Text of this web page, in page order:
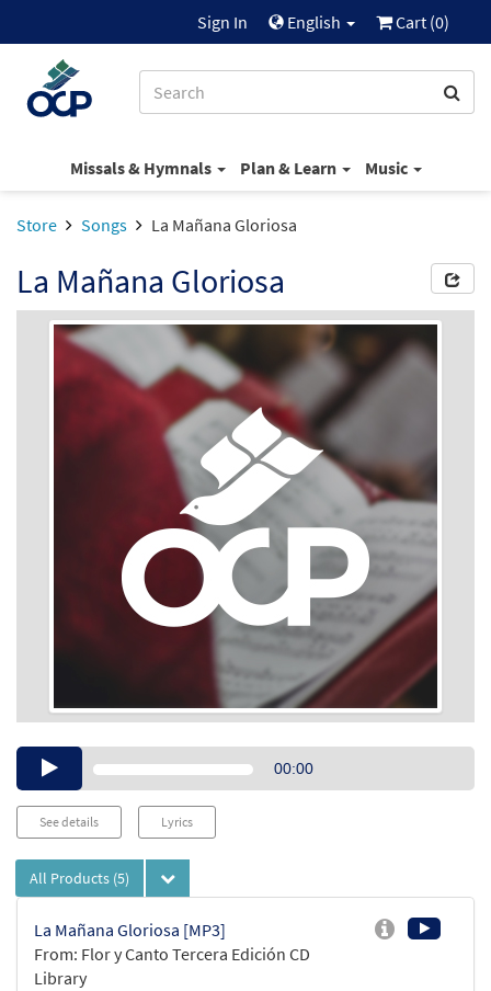
Sign In English Cart (0)
Missals & Hymnals Plan & Learn Music
Store Songs La Mañana Gloriosa
La Mañana Gloriosa
Audio00:00
See details Lyrics
All Products (5)
La Mañana Gloriosa [MP3]
From: Flor y Canto Tercera Edición CD
Library